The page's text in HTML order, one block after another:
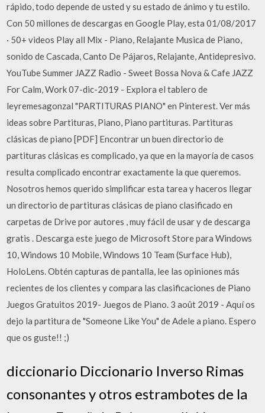
rápido, todo depende de usted y su estado de ánimo y tu estilo.
Con 50 millones de descargas en Google Play, esta 01/08/2017
· 50+ videos Play all Mix - Piano, Relajante Musica de Piano,
sonido de Cascada, Canto De Pájaros, Relajante, Antidepresivo.
YouTube Summer JAZZ Radio - Sweet Bossa Nova & Cafe JAZZ
For Calm, Work 07-dic-2019 - Explora el tablero de
leyremesagonzal "PARTITURAS PIANO" en Pinterest. Ver más
ideas sobre Partituras, Piano, Piano partituras. Partituras
clásicas de piano [PDF] Encontrar un buen directorio de
partituras clásicas es complicado, ya que en la mayoría de casos
resulta complicado encontrar exactamente la que queremos.
Nosotros hemos querido simplificar esta tarea y haceros llegar
un directorio de partituras clásicas de piano clasificado en
carpetas de Drive por autores , muy fácil de usar y de descarga
gratis . Descarga este juego de Microsoft Store para Windows
10, Windows 10 Mobile, Windows 10 Team (Surface Hub),
HoloLens. Obtén capturas de pantalla, lee las opiniones más
recientes de los clientes y compara las clasificaciones de Piano
Juegos Gratuitos 2019- Juegos de Piano. 3 août 2019 - Aquí os
dejo la partitura de "Someone Like You" de Adele a piano. Espero
que os guste!! ;)
diccionario Diccionario Inverso Rimas
consonantes y otros estrambotes de la